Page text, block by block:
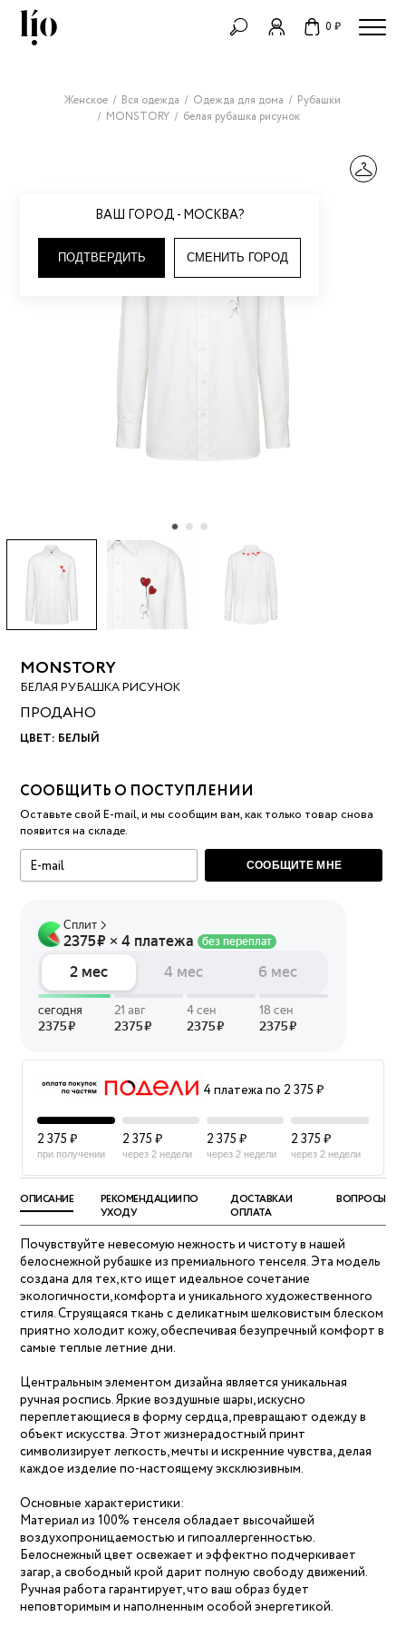
0 ₽
ВАШ ГОРОД - МОСКВА?
ПОДТВЕРДИТЬ СМЕНИТЬ ГОРОД
Женское Вся одежда Одежда для дома
Рубашки
MONSTORY
белая рубашка рисунок
MONSTORY
БЕЛАЯ РУБАШКА РИСУНОК
ПРОДАНО
ЦВЕТ: БЕЛЫЙ
СООБЩИТЬ О ПОСТУПЛЕНИИ
Оставьте свой E-mail, и мы сообщим вам, как только товар снова
появится на складе.
СООБЩИТЕ МНЕ
4 платежа по 2 375 ₽
2 375 ₽
при получении
2 375 ₽
через 2 недели
2 375 ₽
через 2 недели
2 375 ₽
через 2 недели
ОПИСАНИЕ
РЕКОМЕНДАЦИИ ПО
УХОДУ
ДОСТАВКА И
ОПЛАТА
ВОПРОСЫ
Почувствуйте невесомую нежность и чистоту в нашей
белоснежной рубашке из премиального тенселя. Эта модель
создана для тех, кто ищет идеальное сочетание
экологичности, комфорта и уникального художественного
стиля. Струящаяся ткань с деликатным шелковистым блеском
приятно холодит кожу, обеспечивая безупречный комфорт в
самые теплые летние дни.
Центральным элементом дизайна является уникальная
ручная роспись. Яркие воздушные шары, искусно
переплетающиеся в форму сердца, превращают одежду в
объект искусства. Этот жизнерадостный принт
символизирует легкость, мечты и искренние чувства, делая
каждое изделие по-настоящему эксклюзивным.
Основные характеристики:
Материал из 100% тенселя обладает высочайшей
воздухопроницаемостью и гипоаллергенностью.
Белоснежный цвет освежает и эффектно подчеркивает
загар, а свободный крой дарит полную свободу движений.
Ручная работа гарантирует, что ваш образ будет
неповторимым и наполненным особой энергетикой.